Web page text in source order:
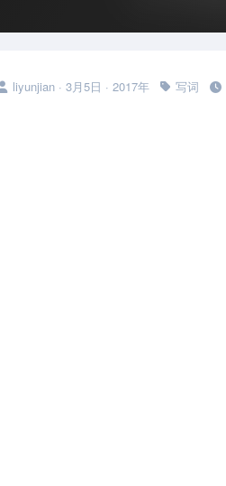
liyunjian · 3月5日 · 2017年 写词